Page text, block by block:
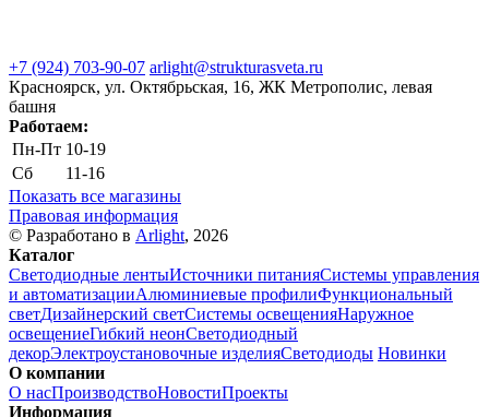
+7 (924) 703-90-07 arlight@strukturasveta.ru
Красноярск, ул. Октябрьская, 16, ЖК Метрополис, левая
башня
Работаем:
Пн-Пт 10-19
Сб
11-16
Показать все магазины
Правовая информация
© Разработано в Arlight, 2026
Каталог
Светодиодные лентыИсточники питанияСистемы управления
и автоматизацииАлюминиевые профилиФункциональный
светДизайнерский светСистемы освещенияНаружное
освещениеГибкий неонСветодиодный
декорЭлектроустановочные изделияСветодиоды Новинки
О компании
О насПроизводствоНовостиПроекты
Информация